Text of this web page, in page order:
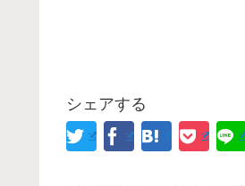
シェアする